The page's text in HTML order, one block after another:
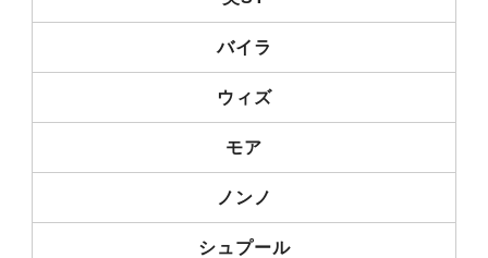
バイラ
ウィズ
モア
ノンノ
シュプール